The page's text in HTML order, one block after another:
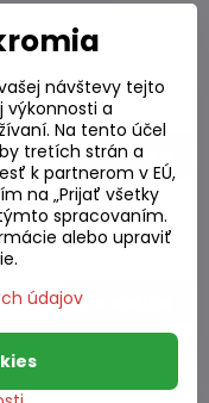
Do košíka
Do košíka
návštevy tejto
výkonnosti a
Na tento účel
tretích strán a
k partnerom v EÚ,
na „Prijať všetky
spracovaním.
alebo upraviť
údajov